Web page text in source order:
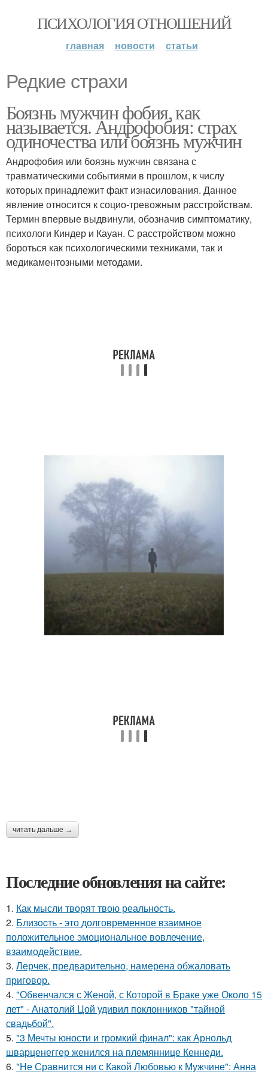
ПСИХОЛОГИЯ ОТНОШЕНИЙ
главная новости статьи
Редкие страхи
Боязнь мужчин фобия, как
называется. Андрофобия: страх
одиночества или боязнь мужчин
Андрофобия или боязнь мужчин связана с
травматическими событиями в прошлом, к числу
которых принадлежит факт изнасилования. Данное
явление относится к социо-тревожным расстройствам.
Термин впервые выдвинули, обозначив симптоматику,
психологи Киндер и Кауан. С расстройством можно
бороться как психологическими техниками, так и
медикаментозными методами.
читать дальше →
Последние обновления на сайте:
1. Как мысли творят твою реальность.
2. Близocть - это долговременное взаимное
положительное эмоциональное вовлечение,
взаимодействие.
3. Лерчек, предварительно, намерена обжаловать
приговор.
4. "Обвенчался с Женой, с Которой в Браке уже Около 15
лет" - Анатолий Цой удивил поклонников "тайной
свадьбой".
5. "3 Мечты юности и громкий финал": как Арнольд
шварценеггер женился на племяннице Кеннеди.
6. "Не Сравнится ни с Какой Любовью к Мужчине": Анна